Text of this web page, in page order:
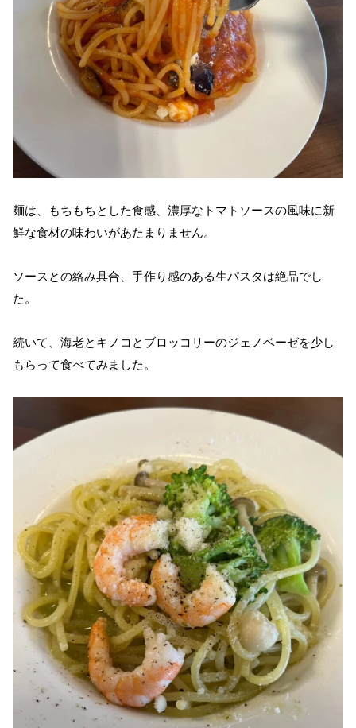
麺は、もちもちとした食感、濃厚なトマトソースの風味に新
鮮な食材の味わいがあたまりません。
ソースとの絡み具合、手作り感のある生パスタは絶品でし
た。
続いて、海老とキノコとブロッコリーのジェノベーゼを少し
もらって食べてみました。